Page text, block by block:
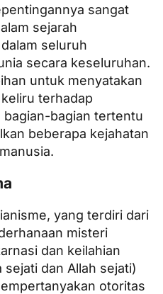
sangat
sejarah
seluruh
secara keseluruhan.
untuk menyatakan
terhadap
bagian tertentu
beberapa kejahatan
yang terdiri dari
misteri
dan keilahian
dan Allah sejati)
otoritas